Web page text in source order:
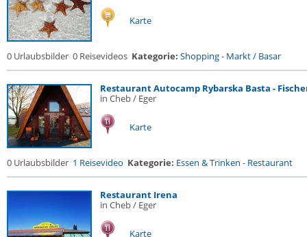
Karte
0 Urlaubsbilder 0 Reisevideos Kategorie: Shopping- Markt / Basar
Restaurant Autocamp Rybarska Basta -
in Cheb / Eger
Karte
0 Urlaubsbilder 1 Reisevideo Kategorie: Essen & Trinken - Restaurant
Restaurant Irena
in Cheb / Eger
Karte